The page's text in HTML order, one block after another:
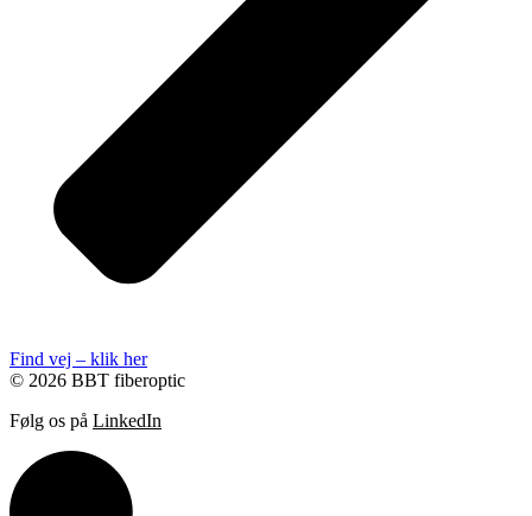
Find vej – klik her
© 2026 BBT fiberoptic
Følg os på LinkedIn